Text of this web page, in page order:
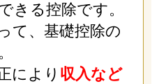
きる控除です。
て、基礎控除の
により 収入など